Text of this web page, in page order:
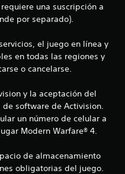
una suscripción a
por separado).
el juego en línea y
en todas las regiones y
o cancelarse.
y la aceptación del
software de Activision.
un número de celular a
Modern Warfare® 4.
de almacenamiento
obligatorias del juego.